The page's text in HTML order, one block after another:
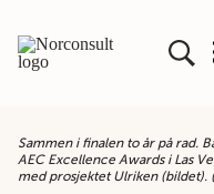
Sammen i finalen to år på rad.
AEC Excellence Awards i Las
med prosjektet Ulriken (bildet).